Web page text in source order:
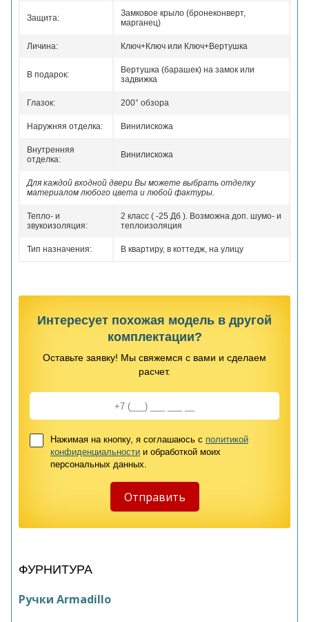
Защита:
Замковое крыло (бронеконверт,
марганец)
Личина: Ключ+Ключ или Ключ+Вертушка
В подарок:
Вертушка (барашек) на замок или
задвижка
Глазок: 200° обзора
Наружняя отделка: Винилискожа
Внутренняя
отделка:
Винилискожа
Для каждой входной двери Вы можете выбрать отделку
материалом любого цвета и любой фактуры.
Тепло- и
звукоизоляция:
2 класс ( -25 Дб ). Возможна доп. шумо- и
теплоизоляция
Тип назначения: В квартиру, в коттедж, на улицу
Интересует похожая модель в другой
комплектации?
Оставьте заявку! Мы свяжемся с вами и сделаем
расчет.
Нажимая на кнопку, я соглашаюсь с политикой
конфиденциальности и обработкой моих
персональных данных.
ФУРНИТУРА
Ручки Armadillo